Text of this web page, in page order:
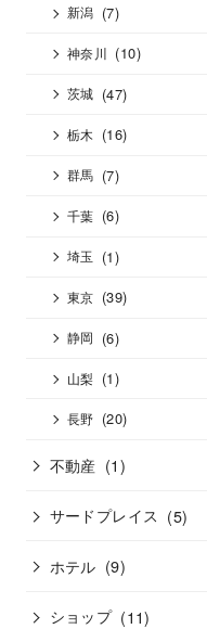
新潟 (7)
神奈川 (10)
茨城 (47)
栃木 (16)
群馬 (7)
千葉 (6)
埼玉 (1)
東京 (39)
静岡 (6)
山梨 (1)
長野 (20)
不動産 (1)
サードプレイス (5)
ホテル (9)
ショップ (11)